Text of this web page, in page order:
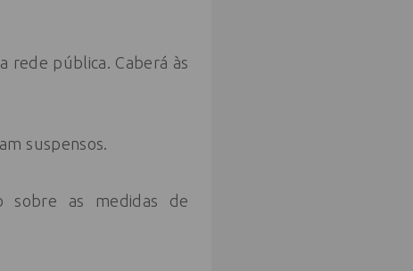
rede pública. Caberá às
suspensos.
sobre as medidas de